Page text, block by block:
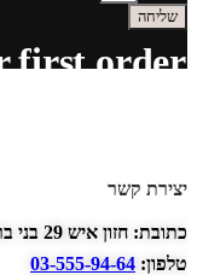
שליחה
first order
יצירת קשר
כתובת: חזון איש 29 בני ברק
טלפון: 03-555-94-64